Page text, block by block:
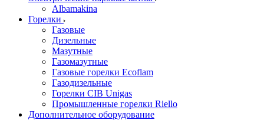
Albamakina
Горелки
Газовые
Дизельные
Мазутные
Газомазутные
Газовые горелки Ecoflam
Газодизельные
Горелки CIB Unigas
Промышленные горелки Riello
Дополнительное оборудование